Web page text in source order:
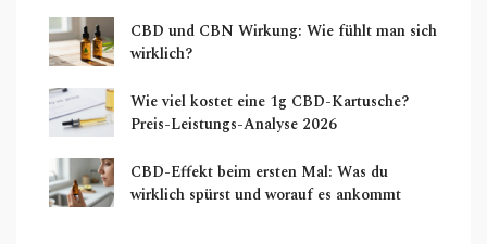
CBD und CBN Wirkung: Wie fühlt man sich
wirklich?
Wie viel kostet eine 1g CBD-Kartusche?
Preis-Leistungs-Analyse 2026
CBD-Effekt beim ersten Mal: Was du
wirklich spürst und worauf es ankommt